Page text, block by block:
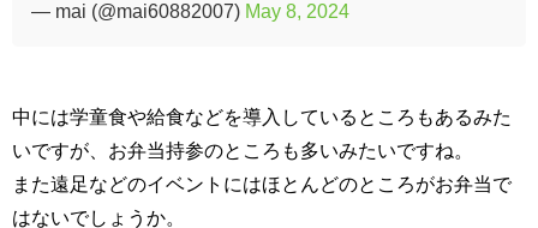
— mai (@mai60882007) May 8, 2024
中には学童食や給食などを導入しているところもあるみた
いですが、お弁当持参のところも多いみたいですね。
また遠足などのイベントにはほとんどのところがお弁当で
はないでしょうか。